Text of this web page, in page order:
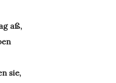
aß,
sie,